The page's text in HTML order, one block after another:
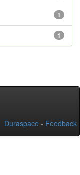
1
1
Duraspace - Feedback